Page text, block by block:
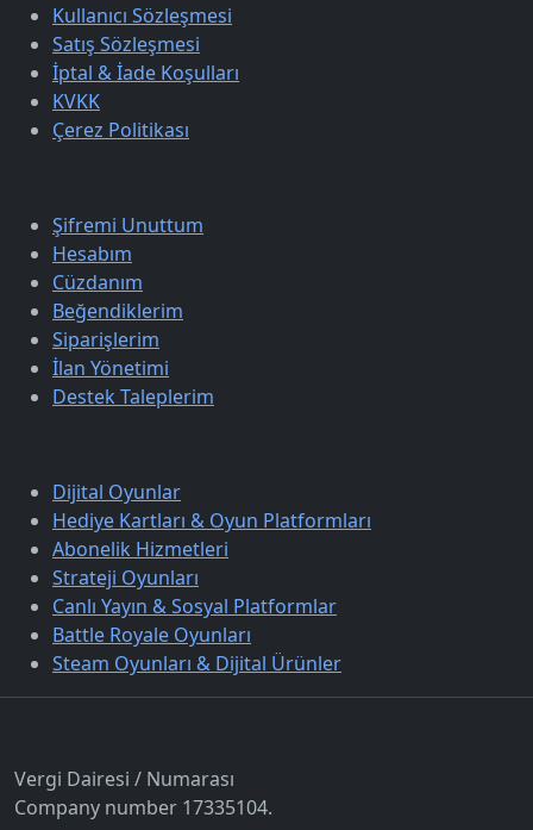
Kullanıcı Sözleşmesi
Satış Sözleşmesi
İptal & İade Koşulları
KVKK
Çerez Politikası
Şifremi Unuttum
Hesabım
Cüzdanım
Beğendiklerim
Siparişlerim
İlan Yönetimi
Destek Taleplerim
Dijital Oyunlar
Hediye Kartları & Oyun Platformları
Abonelik Hizmetleri
Strateji Oyunları
Canlı Yayın & Sosyal Platformlar
Battle Royale Oyunları
Steam Oyunları & Dijital Ürünler
Vergi Dairesi / Numarası
Company number 17335104.